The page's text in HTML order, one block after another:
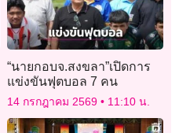
“นายกอบจ.สงขลา”เปิดการ
แข่งขันฟุตบอล 7 คน
14 กรกฎาคม 2569 11:10 น.